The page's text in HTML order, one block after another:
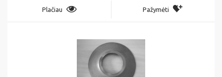
Plačiau Pažymėti